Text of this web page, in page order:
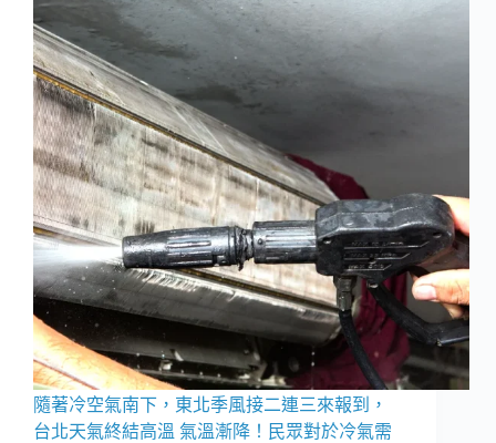
隨著冷空氣南下，東北季風接二連三來報到，
台北天氣終結高溫 氣溫漸降！民眾對於冷氣需